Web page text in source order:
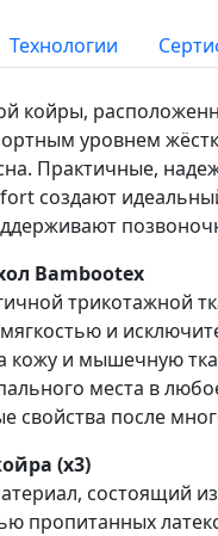
Технологии
койры,
уровнем
Практичные,
создают
Bambootex
трикотажной
и
кожу и мышечную
места в
свойства после
(x3)
состоящий
пропитанных